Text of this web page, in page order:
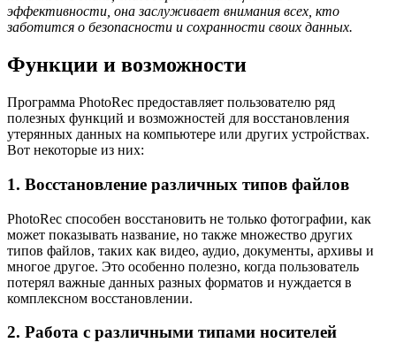
эффективности, она заслуживает внимания всех, кто
заботится о безопасности и сохранности своих данных.
Функции и возможности
Программа PhotoRec предоставляет пользователю ряд
полезных функций и возможностей для восстановления
утерянных данных на компьютере или других устройствах.
Вот некоторые из них:
1. Восстановление различных типов файлов
PhotoRec способен восстановить не только фотографии, как
может показывать название, но также множество других
типов файлов, таких как видео, аудио, документы, архивы и
многое другое. Это особенно полезно, когда пользователь
потерял важные данных разных форматов и нуждается в
комплексном восстановлении.
2. Работа с различными типами носителей